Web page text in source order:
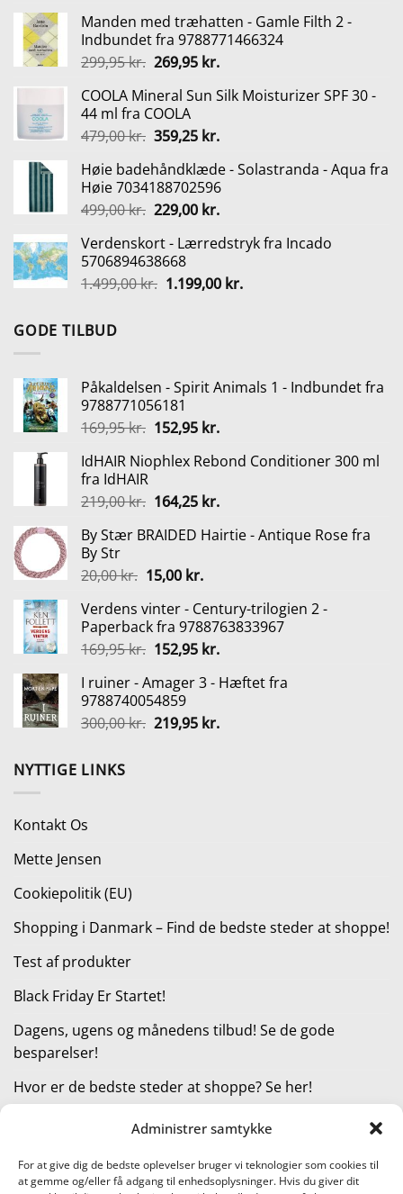
Administrer samtykke
For at give dig de bedste oplevelser bruger vi teknologier som cookies til
at gemme og/eller få adgang til enhedsoplysninger. Hvis du giver dit
pris
var:
295,00 kr..
pris
er:
221,25 kr..
Manden med træhatten - Gamle Filth 2 -
Indbundet fra 9788771466324
299,95kr. Den
pris
var:
299,95 kr..
269,95 kr.Den
pris
269,95 kr..
COOLA Mineral Sun Silk Moisturizer SPF 30 -
44 ml fra COOLA
479,00kr. Den
pris
var:
479,00 kr..
359,25 kr.Den
pris
er:
359,25 kr..
Høie badehåndklæde - Solastranda - Aqua fra
Høie 7034188702596
499,00kr. Den
pris
var:
499,00 kr..
229,00 kr.Den
pris
229,00 kr..
Verdenskort - Lærredstryk fra Incado
5706894638668
1.499,00kr. Den
1.199,00 kr.Den
GODE TILBUD
Påkaldelsen - Spirit Animals 1 - Indbundet fra
9788771056181
169,95kr. Den
pris
169,95 kr..
152,95 kr.Den
pris
152,95 kr..
IdHAIR Niophlex Rebond Conditioner 300 ml
fra IdHAIR
219,00kr. Den
pris
219,00 kr..
164,25 kr.Den
pris
By Stær BRAIDED Hairtie - Antique Rose fra
By Str
20,00kr. Den
pris
var:
20,00 kr..
15,00 kr.Den
pris
er:
15,00 kr..
Verdens vinter - Century-trilogien 2 -
Paperback fra 9788763833967
169,95kr. Den
pris
var:
169,95 kr..
152,95 kr.Den
pris
152,95 kr..
I ruiner - Amager 3 - Hæftet fra
9788740054859
300,00kr. Den
219,95 kr.Den
NYTTIGE LINKS
Kontakt Os
Mette Jensen
Cookiepolitik (EU)
Shopping i Danmark – Find de bedste steder at shoppe!
Test af produkter
Black Friday Er Startet!
Dagens, ugens og månedens tilbud! Se de gode
besparelser!
Hvor er de bedste steder at shoppe? Se her!
Kategorier